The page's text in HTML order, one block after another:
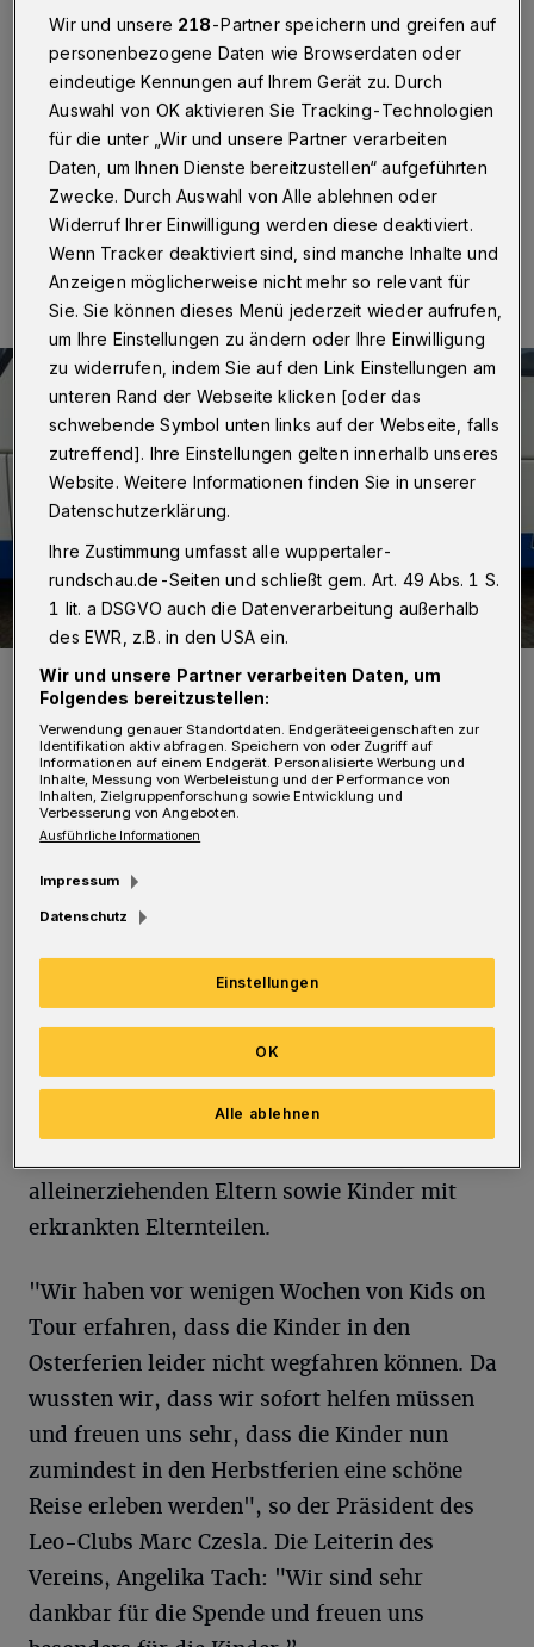
Wuppertal·Der Leo-Club Wuppertal unterstützt den
Verein "Kids on Tour", um sozial benachteiligten
Kindern einen einwöchigen Urlaub in den Herbstferien
in Bayern zu ermöglichen. Mit insgesamt 3.000 Euro
sollen alle Kosten für die Reise, Unterkunft und
Verpflegung übernommen werden.
Eine Minute Lesezeit
Alexander Klimmek, Katharina Fiedler, Angelika Tach, Karl Heinz
Krieglstein und Philipp Kaiser.
"Die geplante Osterreise für rund 25 Kinder
musste aufgrund fehlender Sponsoren
Herbst nachgeholt werden. Für die von "Kids
on Tour" betreuten Kinder sind diese Tage oft
die einzigen im Jahr, in denen sie aus ihrem
Alltag kommen können", heißt es. Unterstützt
werden Wuppertaler und Wülfrather Kinder
alleinerziehenden Eltern sowie Kinder mit
erkrankten Elternteilen.
"Wir haben vor wenigen Wochen von Kids on
Tour erfahren, dass die Kinder in den
Osterferien leider nicht wegfahren können. Da
wussten wir, dass wir sofort helfen müssen
und freuen uns sehr, dass die Kinder nun
zumindest in den Herbstferien eine schöne
Reise erleben werden", so der Präsident des
Leo-Clubs Marc Czesla. Die Leiterin des
Vereins, Angelika Tach: "Wir sind sehr
dankbar für die Spende und freuen uns
Wir und unsere 218-Partner speichern und greifen auf
personenbezogene Daten wie Browserdaten oder
eindeutige Kennungen auf Ihrem Gerät zu. Durch
Auswahl von OK aktivieren Sie Tracking-Technologien
für die unter „Wir und unsere Partner verarbeiten
Daten, um Ihnen Dienste bereitzustellen“ aufgeführten
Zwecke. Durch Auswahl von Alle ablehnen oder
Widerruf Ihrer Einwilligung werden diese deaktiviert.
Wenn Tracker deaktiviert sind, sind manche Inhalte und
Anzeigen möglicherweise nicht mehr so relevant für
Sie. Sie können dieses Menü jederzeit wieder aufrufen,
um Ihre Einstellungen zu ändern oder Ihre Einwilligung
zu widerrufen, indem Sie auf den Link Einstellungen am
unteren Rand der Webseite klicken [oder das
schwebende Symbol unten links auf der Webseite, falls
zutreffend]. Ihre Einstellungen gelten innerhalb unseres
Website. Weitere Informationen finden Sie in unserer
Datenschutzerklärung.
Ihre Zustimmung umfasst alle wuppertaler-
rundschau.de-Seiten und schließt gem. Art. 49 Abs. 1 S.
1 lit. a DSGVO auch die Datenverarbeitung außerhalb
des EWR, z.B. in den USA ein.
Wir und unsere Partner verarbeiten Daten, um
Folgendes bereitzustellen:
Verwendung genauer Standortdaten. Endgeräteeigenschaften zur
Identifikation aktiv abfragen. Speichern von oder Zugriff auf
Informationen auf einem Endgerät. Personalisierte Werbung und
Inhalte, Messung von Werbeleistung und der Performance von
Inhalten, Zielgruppenforschung sowie Entwicklung und
Verbesserung von Angeboten.
Ausführliche Informationen
Impressum
Datenschutz
Einstellungen
Alle ablehnen
OK